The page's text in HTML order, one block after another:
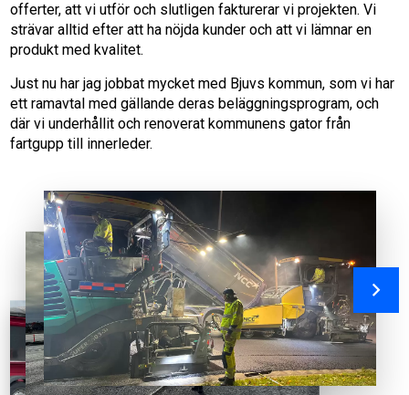
offerter, att vi utför och slutligen fakturerar vi projekten. Vi
strävar alltid efter att ha nöjda kunder och att vi lämnar en
produkt med kvalitet.
Just nu har jag jobbat mycket med Bjuvs kommun, som vi har
ett ramavtal med gällande deras beläggningsprogram, och
där vi underhållit och renoverat kommunens gator från
fartgupp till innerleder.